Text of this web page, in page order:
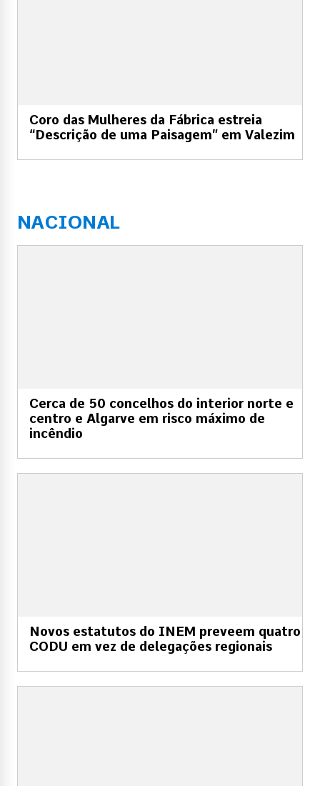
Coro das Mulheres da Fábrica estreia
“Descrição de uma Paisagem” em Valezim
NACIONAL
Cerca de 50 concelhos do interior norte e
centro e Algarve em risco máximo de
incêndio
Novos estatutos do INEM preveem quatro
CODU em vez de delegações regionais